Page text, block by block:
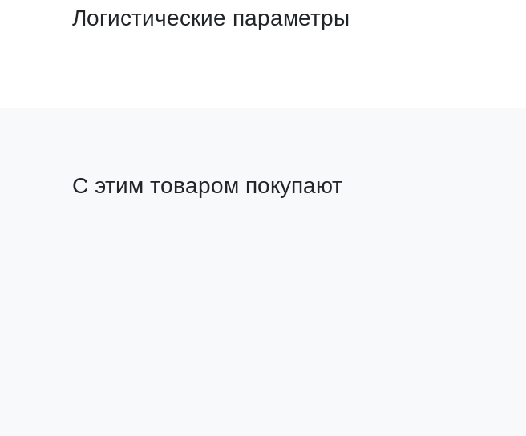
Логистические параметры
С этим товаром покупают